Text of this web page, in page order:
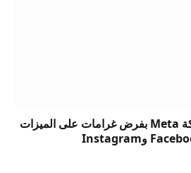
الاتحاد الأوروبي يهدد شركة Meta بفرض غرامات على الميزات